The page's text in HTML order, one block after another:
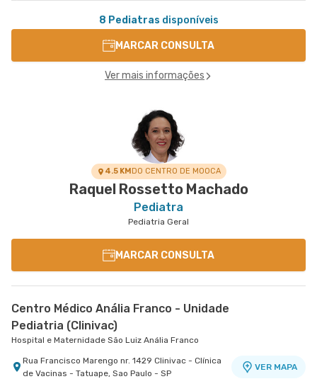
8 Pediatras disponíveis
MARCAR CONSULTA
Ver mais informações
4.5 KMDO CENTRO DE MOOCA
Raquel Rossetto Machado
Pediatra
Pediatria Geral
MARCAR CONSULTA
Centro Médico Anália Franco - Unidade
Pediatria (Clinivac)
Hospital e Maternidade São Luiz Anália Franco
Rua Francisco Marengo nr. 1429 Clinivac - Clínica
de Vacinas - Tatuape, Sao Paulo - SP
VER MAPA